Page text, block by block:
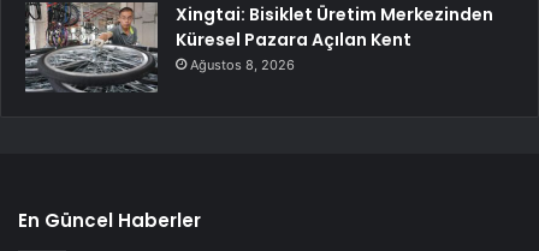
Xingtai: Bisiklet Üretim Merkezinden
Küresel Pazara Açılan Kent
Ağustos 8, 2026
En Güncel Haberler